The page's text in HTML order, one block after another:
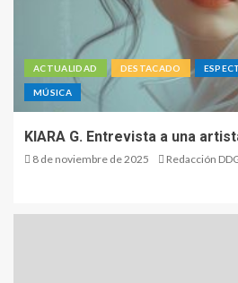
ACTUALIDAD DESTACADO
MÚSICA
KIARA G. Entrevista a una
8 de noviembre de 2025 Redacción